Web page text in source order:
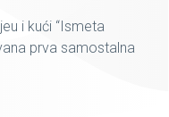
i kući “Ismeta
prva samostalna